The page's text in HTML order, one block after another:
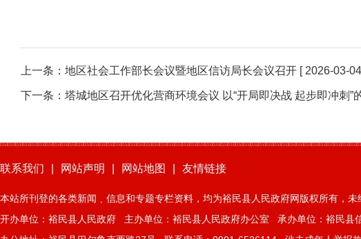
上一条： 地区社会工作部长会议暨地区信访局长会议召开 [ 2026-03-
下一条： 塔城地区召开优化营商环境会议 以“开局即决战 起步即冲刺
联系我们 网站声明 网站地图 友情链接
本站所刊登的各类新闻﹑信息和专题专栏资料，均为裕民县人民政府网版权所有，未
开办单位：裕民县人民政府 主办单位：裕民县人民政府办公室 承办单位：裕民县